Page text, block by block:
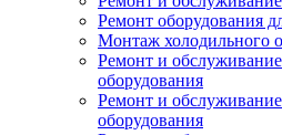
Ремонт оборудования
Монтаж холодильного
Ремонт и
оборудования
Ремонт и
оборудования